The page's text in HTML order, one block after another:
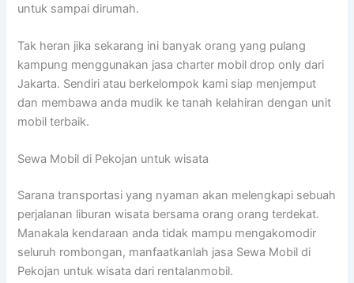
untuk sampai dirumah.
Tak heran jika sekarang ini banyak orang yang pulang
kampung menggunakan jasa charter mobil drop only dari
Jakarta. Sendiri atau berkelompok kami siap menjemput
dan membawa anda mudik ke tanah kelahiran dengan unit
mobil terbaik.
Sewa Mobil di Pekojan untuk wisata
Sarana transportasi yang nyaman akan melengkapi sebuah
perjalanan liburan wisata bersama orang orang terdekat.
Manakala kendaraan anda tidak mampu mengakomodir
seluruh rombongan, manfaatkanlah jasa Sewa Mobil di
Pekojan untuk wisata dari rentalanmobil.